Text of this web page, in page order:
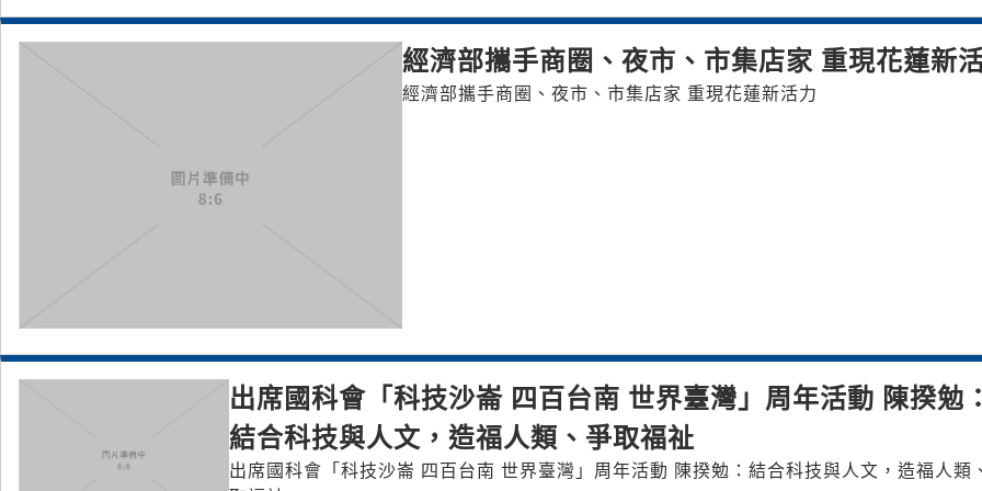
經濟部攜手商圈、夜市、市集店家 重現花蓮新
經濟部攜手商圈、夜市、市集店家 重現花蓮新活力
出席國科會「科技沙崙 四百台南 世界臺灣」周年活動 陳揆勉：
結合科技與人文，造福人類、爭取福祉
出席國科會「科技沙崙 四百台南 世界臺灣」周年活動 陳揆勉：結合科技與人文，造福人類